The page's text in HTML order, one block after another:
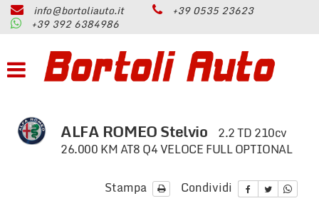
HOME
AZIENDA
PERMUTA
info@bortoliauto.it
+39 0535 23623
+39 392 6384986
ALFA ROMEO Stelvio
2.2 TD 210cv
26.000 KM AT8 Q4 VELOCE FULL OPTIONAL
Stampa Condividi
Le
preferenze
di
consenso
seguente
pannello